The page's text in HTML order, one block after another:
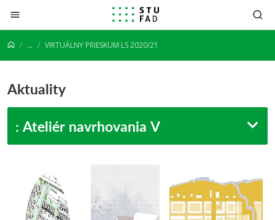
Prejsť na obsah
... VIRTUÁLNY PRIESKUM LS 2020/21
Aktuality
: Ateliér navrhovania V